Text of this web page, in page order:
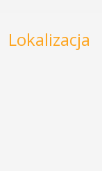
Lokalizacja